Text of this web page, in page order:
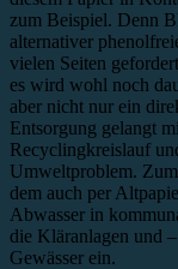
zum Beispiel. Denn
alternativer
vielen Seiten
es wird wohl noch
aber nicht nur ein
Entsorgung gelangt
Recyclingkreislauf
Umweltproblem.
dem auch per
Abwasser in
die Kläranlagen und
Gewässer ein.